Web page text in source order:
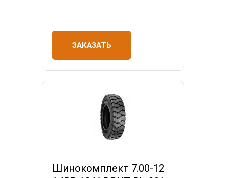
ЗАКАЗАТЬ
Шинокомплект 7.00-12